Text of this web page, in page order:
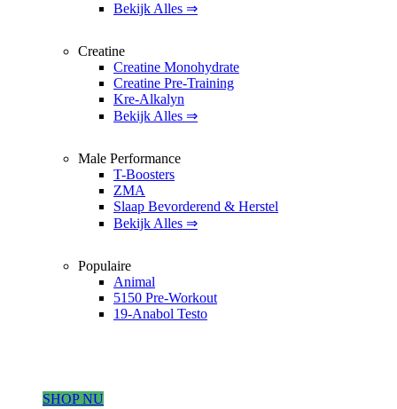
Bekijk Alles ⇒
Creatine
Creatine Monohydrate
Creatine Pre-Training
Kre-Alkalyn
Bekijk Alles ⇒
Male Performance
T-Boosters
ZMA
Slaap Bevorderend & Herstel
Bekijk Alles ⇒
Populaire
Animal
5150 Pre-Workout
19-Anabol Testo
SHOP NU